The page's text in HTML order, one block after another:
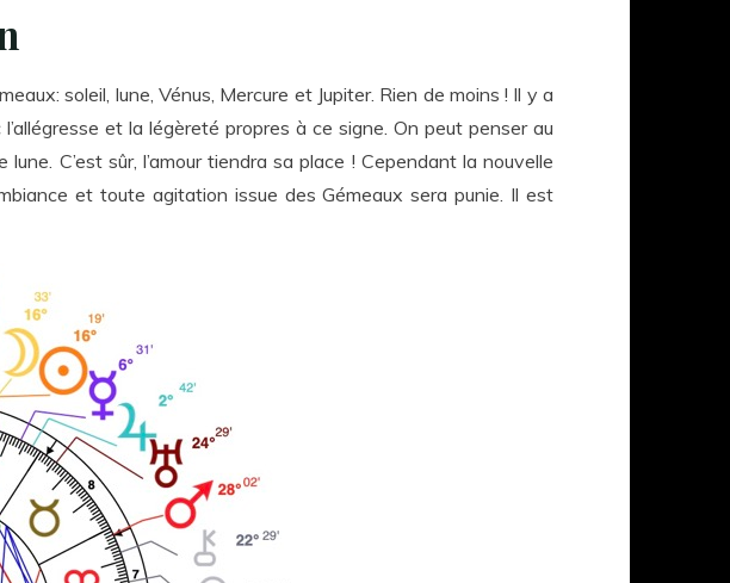
soleil, lune, Vénus, Mercure et Jupiter. Rien de moins ! Il y a
et la légèreté propres à ce signe. On peut penser au
C’est sûr, l’amour tiendra sa place ! Cependant la nouvelle
et toute agitation issue des Gémeaux sera punie. Il est